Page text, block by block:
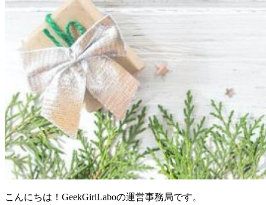
こんにちは！GeekGirlLaboの運営事務局です。